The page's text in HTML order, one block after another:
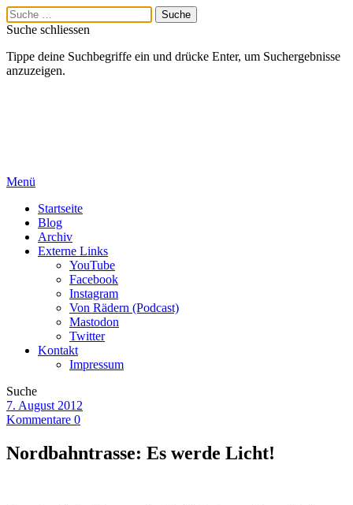
Suche schliessen
Tippe deine Suchbegriffe ein und drücke Enter, um Suchergebnisse
anzuzeigen.
Menü
Startseite
Blog
Archiv
Externe Links
YouTube
Facebook
Instagram
Von Rädern (Podcast)
Mastodon
Twitter
Kontakt
Impressum
Suche
7. August 2012
Kommentare 0
Nordbahntrasse: Es werde Licht!